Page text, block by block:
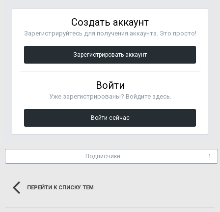
Создать аккаунт
Зарегистрируйтесь для получения аккаунта. Это просто!
Зарегистрировать аккаунт
Войти
Уже зарегистрированы? Войдите здесь.
Войти сейчас
Подписчики 1
ПЕРЕЙТИ К СПИСКУ ТЕМ